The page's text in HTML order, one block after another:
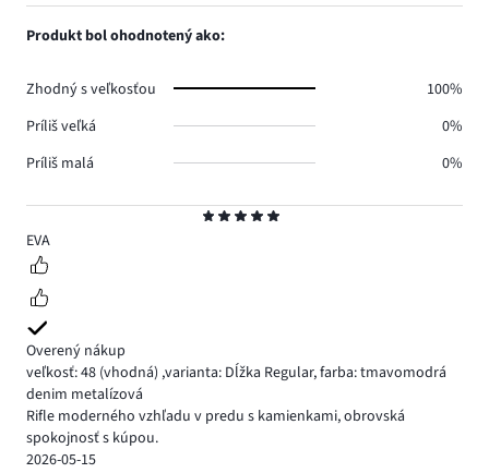
5
EVA
Overený nákup
veľkosť: 48 (vhodná) ,varianta: Dĺžka Regular,farba: tmavomodrá
denim metalízová
Rifle moderného vzhľadu v predu s kamienkami, obrovská
spokojnosť s kúpou.
2026-05-15
Produkt bol ohodnotený ako:
Zhodný s veľkosťou
100%
Príliš veľká
0%
Príliš malá
0%